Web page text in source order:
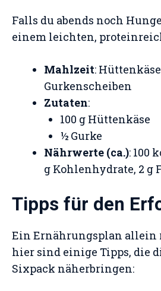
Falls du abends noch
einem leichten,
Mahlzeit:
Gurkenscheiben
Zutaten:
100 g Hüttenkäse
½ Gurke
Nährwerte (ca.): 100
g Kohlenhydrate, 2 g
Tipps für den
Ein Ernährungsplan
hier sind einige Tipps, die
Sixpack näherbringen: